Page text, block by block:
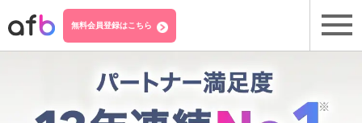
無料会員登録はこちら